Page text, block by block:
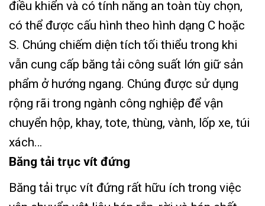
điều khiển và có tính năng an toàn tùy chọn,
có thể được cấu hình theo hình dạng C hoặc
S. Chúng chiếm diện tích tối thiểu trong khi
vẫn cung cấp băng tải công suất lớn giữ sản
phẩm ở hướng ngang. Chúng được sử dụng
rộng rãi trong ngành công nghiệp để vận
chuyển hộp, khay, tote, thùng, vành, lốp xe, túi
xách…
Băng tải trục vít đứng
Băng tải trục vít đứng rất hữu ích trong việc